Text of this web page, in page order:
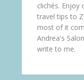
clichés. Enjoy
travel tips to
most of it
Andrea's
write to me.